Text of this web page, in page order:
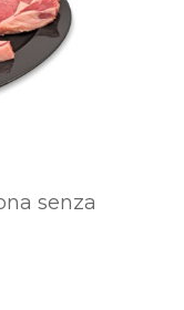
senza